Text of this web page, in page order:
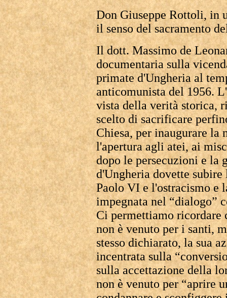
Don Giuseppe Rottoli, in
il senso del sacramento
Il dott. Massimo de
documentaria sulla
primate d'Ungheria al
anticomunista del 1956.
vista della verità storica,
scelto di sacrificare
Chiesa, per inaugurare la
l'apertura agli atei, ai
dopo le persecuzioni e la
d'Ungheria dovette
Paolo VI e l'ostracismo e
impegnata nel “dialogo”
Ci permettiamo ricordare
non è venuto per i santi,
stesso dichiarato, la sua
incentrata sulla
sulla accettazione della
non è venuto per “aprire